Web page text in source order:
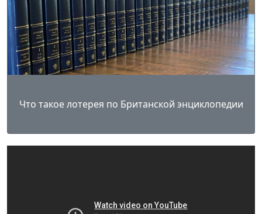
Что такое лотерея по Британской энциклопедии